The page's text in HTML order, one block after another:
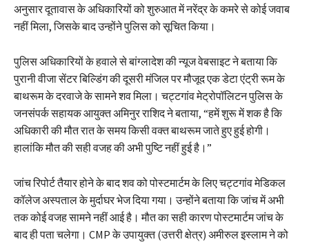
अनुसार दूतावास के अधिकारियों को शुरुआत में नरेंद्र के कमरे से कोई जवाब
नहीं मिला, जिसके बाद उन्होंने पुलिस को सूचित किया।
पुलिस अधिकारियों के हवाले से बांग्लादेश की न्यूज वेबसाइट ने बताया कि
पुरानी वीजा सेंटर बिल्डिंग की दूसरी मंजिल पर मौजूद एक डेटा एंट्री रूम के
बाथरूम के दरवाजे के सामने शव मिला। चट्टगांव मेट्रोपॉलिटन पुलिस के
जनसंपर्क सहायक आयुक्त अमिनुर राशिद ने बताया, “हमें शुरू में शक है कि
अधिकारी की मौत रात के समय किसी वक्त बाथरूम जाते हुए हुई होगी।
हालांकि मौत की सही वजह की अभी पुष्टि नहीं हुई है।”
जांच रिपोर्ट तैयार होने के बाद शव को पोस्टमार्टम के लिए चट्टगांव मेडिकल
कॉलेज अस्पताल के मुर्दाघर भेज दिया गया। उन्होंने बताया कि जांच में अभी
तक कोई वजह सामने नहीं आई है। मौत का सही कारण पोस्टमार्टम जांच के
बाद ही पता चलेगा। CMP के उपायुक्त (उत्तरी क्षेत्र) अमीरुल इस्लाम ने को